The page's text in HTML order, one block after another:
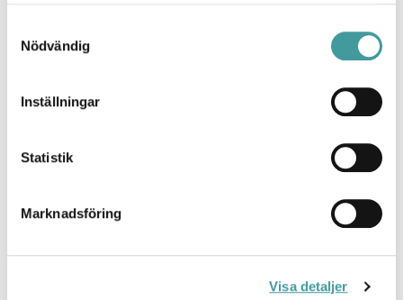
Nödvändig
Inställningar
Statistik
Marknadsföring
Visa detaljer